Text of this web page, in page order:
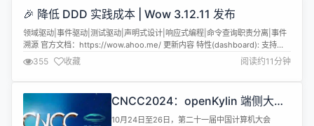
验证码增加随机类型 10.【新增】附件管理、附件分
类管理 11.【新增】拉卡拉收银台支付...
🎉 降低 DDD 实践成本 | Wow 3.12.11 发布
领域驱动|事件驱动|测试驱动|声明式设计|响应式编程|命令查询职责分离|事件
溯源 官方文档：https://wow.ahoo.me/ 更新内容 特性(dashboard): 支持
（NOR）逻辑运算符。 特性(core): 为CommandBuilder添加支持LocalFirst
模式。 特性(query): 为Condition添加options以提升扩展性...
355 收藏 阅读约11分钟
CNCC2024：openKylin 端侧大模
型解决方案精彩亮相
10月24日至26日，第二十一届中国计算机大会